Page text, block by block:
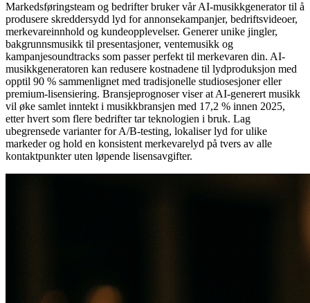
Markedsføringsteam og bedrifter bruker vår AI-musikkgenerator til å
produsere skreddersydd lyd for annonsekampanjer, bedriftsvideoer,
merkevareinnhold og kundeopplevelser. Generer unike jingler,
bakgrunnsmusikk til presentasjoner, ventemusikk og
kampanjesoundtracks som passer perfekt til merkevaren din. AI-
musikkgeneratoren kan redusere kostnadene til lydproduksjon med
opptil 90 % sammenlignet med tradisjonelle studiosesjoner eller
premium-lisensiering. Bransjeprognoser viser at AI-generert musikk
vil øke samlet inntekt i musikkbransjen med 17,2 % innen 2025,
etter hvert som flere bedrifter tar teknologien i bruk. Lag
ubegrensede varianter for A/B-testing, lokaliser lyd for ulike
markeder og hold en konsistent merkevarelyd på tvers av alle
kontaktpunkter uten løpende lisensavgifter.